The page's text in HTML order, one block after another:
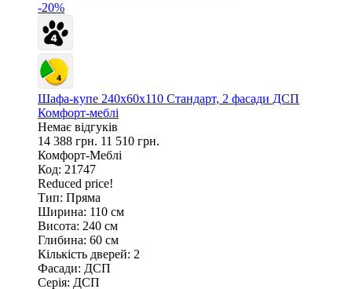
-20%
Шафа-купе 240х60х110 Стандарт, 2 фасади ДСП
Комфорт-меблі
Немає відгуків
14 388 грн. 11 510 грн.
Комфорт-Меблі
Код: 21747
Reduced price!
Тип: Пряма
Ширина: 110 см
Висота: 240 см
Глибина: 60 см
Кількість дверей: 2
Фасади: ДСП
Серія: ДСП